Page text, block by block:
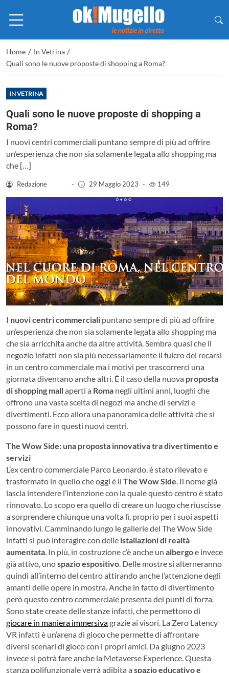
Home / In Vetrina /
Quali sono le nuove proposte di shopping a Roma?
IN VETRINA
Quali sono le nuove proposte di shopping a
Roma?
I nuovi centri commerciali puntano sempre di più ad offrire
un’esperienza che non sia solamente legata allo shopping ma
che […]
Redazione - 29 Maggio 2023 - 149
I nuovi centri commerciali puntano sempre di più ad offrire
un’esperienza che non sia solamente legata allo shopping ma
che sia arricchita anche da altre attività. Sembra quasi che il
negozio infatti non sia più necessariamente il fulcro del recarsi
in un centro commerciale ma i motivi per trascorrerci una
giornata diventano anche altri. È il caso della nuova proposta
di shopping mallaperti a Roma negli ultimi anni, luoghi che
offrono una vasta scelta di negozi ma anche di servizi e
divertimenti. Ecco allora una panoramica delle attività che si
possono fare in questi nuovi centri.
The Wow Side: una proposta innovativa tra divertimento e
servizi
L’ex centro commerciale Parco Leonardo, è stato rilevato e
trasformato in quello che oggi è il The Wow Side. Il nome già
lascia intendere l’intenzione con la quale questo centro è stato
rinnovato. Lo scopo era quello di creare un luogo che riuscisse
a sorprendere chiunque una volta lì, proprio per i suoi aspetti
innovativi. Camminando lungo le gallerie del The Wow Side
infatti si può interagire con delle istallazioni di realtà
aumentata. In più, in costruzione c’è anche un albergoe invece
già attivo, unospazio espositivo. Delle mostre si alterneranno
quindi all’interno del centro attirando anche l’attenzione degli
amanti delle opere in mostra. Anche in fatto di divertimento
però questo centro commerciale presenta dei punti di forza.
Sono state create delle stanze infatti, che permettono di
giocare in maniera immersivagrazie ai visori. La Zero Latency
VR infatti è un’arena di gioco che permette di affrontare
diversi scenari di gioco con i propri amici. Da giugno 2023
invece si potrà fare anche la Metaverse Experience. Questa
stanza polifunzionale verrà adibita a spazio educativo e